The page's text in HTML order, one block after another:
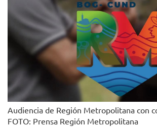
Audiencia de Región Metropolitana con
FOTO: Prensa Región Metropolitana